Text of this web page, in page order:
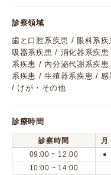
診察領域
歯と口腔系疾患 / 眼科系
吸器系疾患 / 消化器系疾
系疾患 / 内分泌代謝系疾
系疾患 / 生殖器系疾患 /
/ けが・その他
診療時間
診察時間 月
09:00 ~ 12:00
●
10:00 ~ 14:00